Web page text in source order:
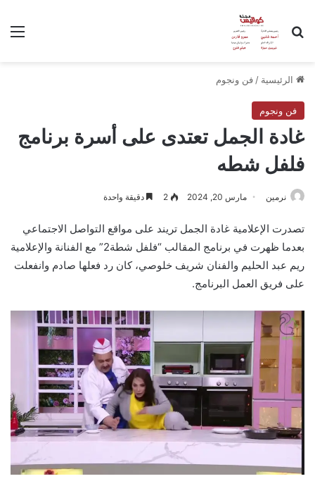
بحث عن
الرئيسية / فن ونجوم
فن ونجوم
غادة الجمل تعتدى على أسرة برنامج
فلفل شطه
نرمين مارس 20, 2024 2 دقيقة واحدة
تصدرت الإعلامية غادة الجمل تريند على مواقع التواصل الاجتماعي
بعدما ظهرت في برنامج المقالب “فلفل شطة2” مع الفنانة والإعلامية
ريم عبد الحليم والفنان شريف خلوصي، كان رد فعلها صادم وانفعلت
على فريق العمل البرنامج.